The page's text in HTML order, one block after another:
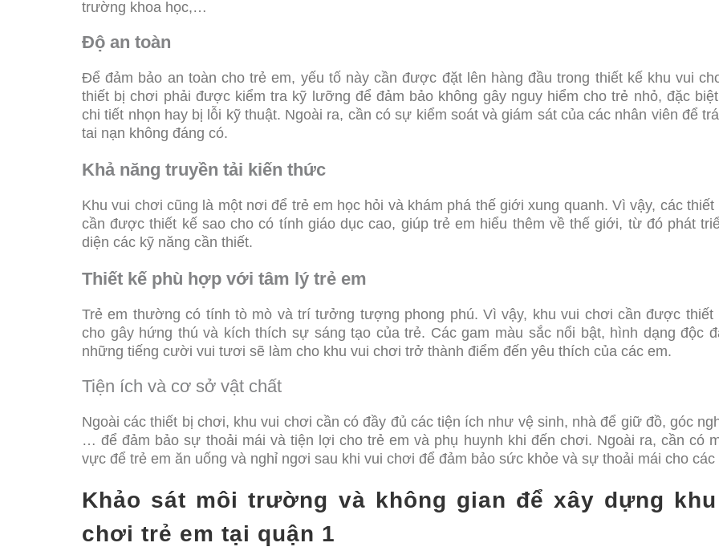
trường khoa học,…
Độ an toàn
Để đảm bảo an toàn cho trẻ em, yếu tố này cần được đặt lên hàng đầu trong thiết kế khu vui
thiết bị chơi phải được kiểm tra kỹ lưỡng để đảm bảo không gây nguy hiểm cho trẻ nhỏ, đặc
chi tiết nhọn hay bị lỗi kỹ thuật. Ngoài ra, cần có sự kiểm soát và giám sát của các nhân viên để
tai nạn không đáng có.
Khả năng truyền tải kiến thức
Khu vui chơi cũng là một nơi để trẻ em học hỏi và khám phá thế giới xung quanh. Vì vậy, các thiết
cần được thiết kế sao cho có tính giáo dục cao, giúp trẻ em hiểu thêm về thế giới, từ đó phát
diện các kỹ năng cần thiết.
Thiết kế phù hợp với tâm lý trẻ em
Trẻ em thường có tính tò mò và trí tưởng tượng phong phú. Vì vậy, khu vui chơi cần được thiết
cho gây hứng thú và kích thích sự sáng tạo của trẻ. Các gam màu sắc nổi bật, hình dạng độc
những tiếng cười vui tươi sẽ làm cho khu vui chơi trở thành điểm đến yêu thích của các em.
Tiện ích và cơ sở vật chất
Ngoài các thiết bị chơi, khu vui chơi cần có đầy đủ các tiện ích như vệ sinh, nhà để giữ đồ, góc
… để đảm bảo sự thoải mái và tiện lợi cho trẻ em và phụ huynh khi đến chơi. Ngoài ra, cần có
vực để trẻ em ăn uống và nghỉ ngơi sau khi vui chơi để đảm bảo sức khỏe và sự thoải mái cho các
Khảo sát môi trường và không gian để xây dựng
chơi trẻ em tại quận 1